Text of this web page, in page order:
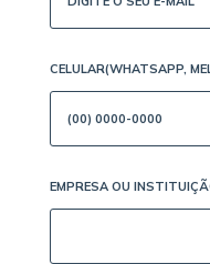
CELULAR(WHATSAPP,
EMPRESA OU